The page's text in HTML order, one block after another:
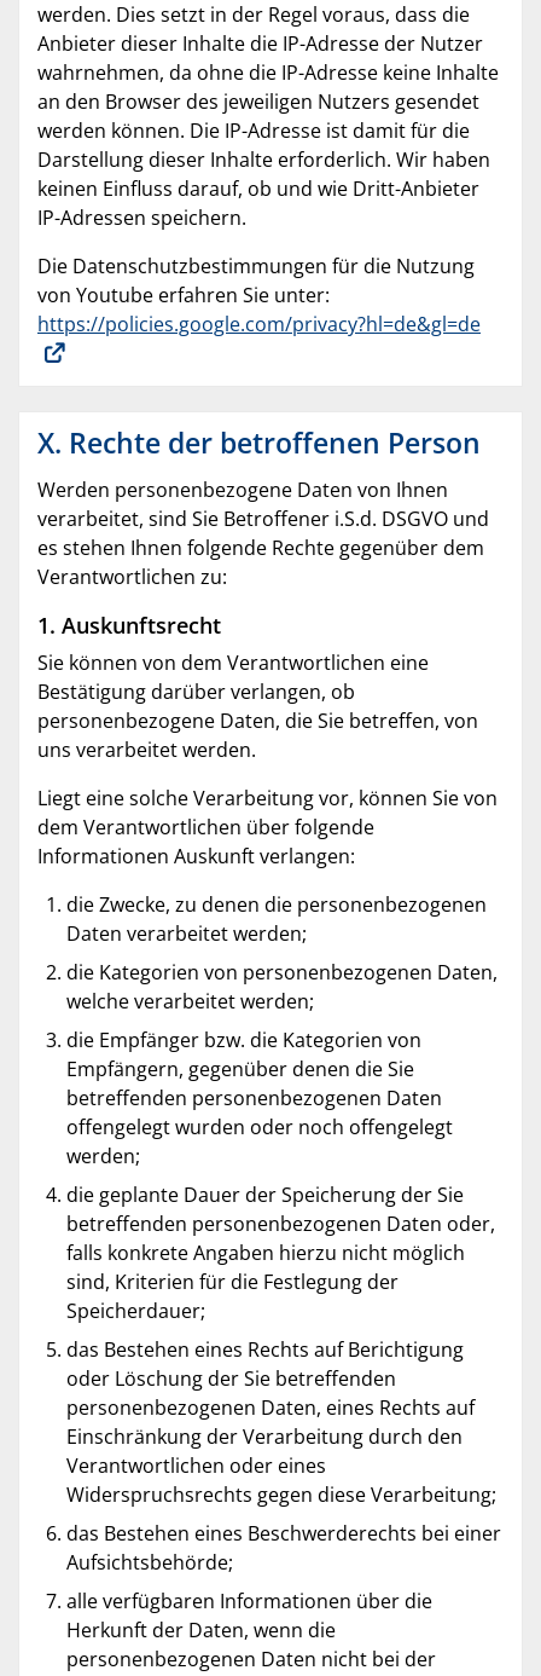
werden. Dies setzt in der Regel voraus, dass die
Anbieter dieser Inhalte die IP-Adresse der Nutzer
wahrnehmen, da ohne die IP-Adresse keine Inhalte
an den Browser des jeweiligen Nutzers gesendet
werden können. Die IP-Adresse ist damit für die
Darstellung dieser Inhalte erforderlich. Wir haben
keinen Einfluss darauf, ob und wie Dritt-Anbieter
IP-Adressen speichern.
Die Datenschutzbestimmungen für die Nutzung
von Youtube erfahren Sie unter:
https://policies.google.com/privacy?hl=de&gl=de
X. Rechte der betroffenen Person
Werden personenbezogene Daten von Ihnen
verarbeitet, sind Sie Betroffener i.S.d. DSGVO und
es stehen Ihnen folgende Rechte gegenüber dem
Verantwortlichen zu:
1. Auskunftsrecht
Sie können von dem Verantwortlichen eine
Bestätigung darüber verlangen, ob
personenbezogene Daten, die Sie betreffen, von
uns verarbeitet werden.
Liegt eine solche Verarbeitung vor, können Sie von
dem Verantwortlichen über folgende
Informationen Auskunft verlangen:
die Zwecke, zu denen die personenbezogenen
Daten verarbeitet werden;
die Kategorien von personenbezogenen Daten,
welche verarbeitet werden;
die Empfänger bzw. die Kategorien von
Empfängern, gegenüber denen die Sie
betreffenden personenbezogenen Daten
offengelegt wurden oder noch offengelegt
werden;
die geplante Dauer der Speicherung der Sie
betreffenden personenbezogenen Daten oder,
falls konkrete Angaben hierzu nicht möglich
sind, Kriterien für die Festlegung der
Speicherdauer;
das Bestehen eines Rechts auf Berichtigung
oder Löschung der Sie betreffenden
personenbezogenen Daten, eines Rechts auf
Einschränkung der Verarbeitung durch den
Verantwortlichen oder eines
Widerspruchsrechts gegen diese Verarbeitung;
das Bestehen eines Beschwerderechts bei einer
Aufsichtsbehörde;
alle verfügbaren Informationen über die
Herkunft der Daten, wenn die
personenbezogenen Daten nicht bei der